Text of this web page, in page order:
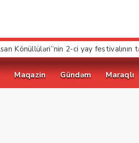
Maqazin Gündəm Maraqlı